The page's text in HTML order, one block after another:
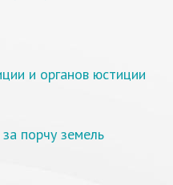
и органов юстиции
порчу земель